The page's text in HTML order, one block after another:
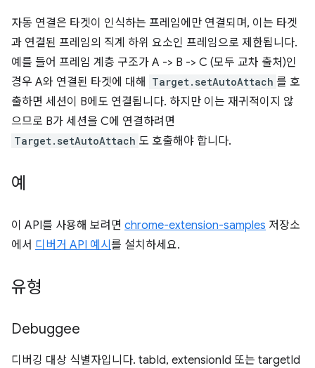
자동 연결은 타겟이 인식하는 프레임에만 연결되며, 이는 타겟
과 연결된 프레임의 직계 하위 요소인 프레임으로 제한됩니다.
예를 들어 프레임 계층 구조가 A -> B -> C (모두 교차 출처)인
경우 A와 연결된 타겟에 대해
Target.setAutoAttach 를 호
출하면 세션이 B에도 연결됩니다. 하지만 이는 재귀적이지 않
으므로 B가 세션을 C에 연결하려면
Target.setAutoAttach 도 호출해야 합니다.
예
이 API를 사용해 보려면 chrome-extension-samples 저장소
에서 디버거 API 예시 를 설치하세요.
유형
Debuggee
디버깅 대상 식별자입니다. tabId, extensionId 또는 targetId